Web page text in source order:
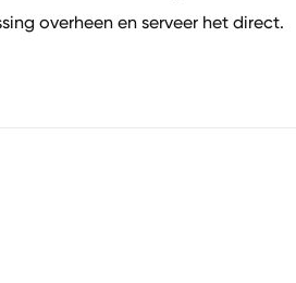
overheen en serveer het direct.